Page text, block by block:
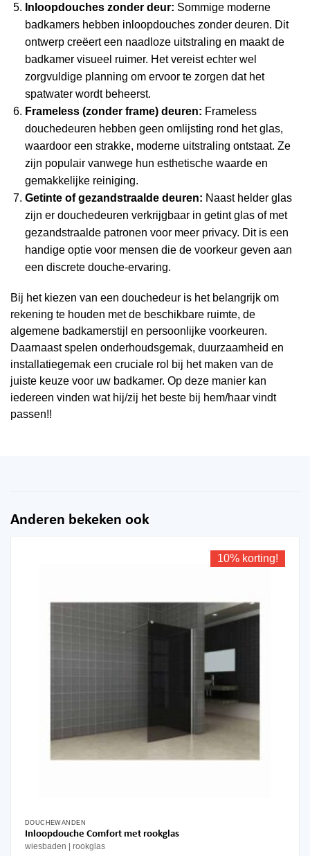
Inloopdouches zonder deur: Sommige moderne
badkamers hebben inloopdouches zonder deuren. Dit
ontwerp creëert een naadloze uitstraling en maakt de
badkamer visueel ruimer. Het vereist echter wel
zorgvuldige planning om ervoor te zorgen dat het
spatwater wordt beheerst.
Frameless (zonder frame) deuren: Frameless
douchedeuren hebben geen omlijsting rond het glas,
waardoor een strakke, moderne uitstraling ontstaat. Ze
zijn populair vanwege hun esthetische waarde en
gemakkelijke reiniging.
Getinte of gezandstraalde deuren: Naast helder glas
zijn er douchedeuren verkrijgbaar in getint glas of met
gezandstraalde patronen voor meer privacy. Dit is een
handige optie voor mensen die de voorkeur geven aan
een discrete douche-ervaring.
Bij het kiezen van een douchedeur is het belangrijk om
rekening te houden met de beschikbare ruimte, de
algemene badkamerstijl en persoonlijke voorkeuren.
Daarnaast spelen onderhoudsgemak, duurzaamheid en
installatiegemak een cruciale rol bij het maken van de
juiste keuze voor uw badkamer. Op deze manier kan
iedereen vinden wat hij/zij het beste bij hem/haar vindt
passen!!
Anderen bekeken ook
10% korting!
DOUCHEWANDEN
Inloopdouche Comfort met rookglas
wiesbaden rookglas
Dit
product